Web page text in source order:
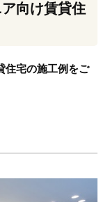
向け賃貸住
住宅の施工例をご